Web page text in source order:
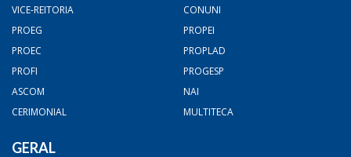
VICE-REITORIA
CONUNI
PROEG
PROPEI
PROEC
PROPLAD
PROFI
PROGESP
ASCOM
NAI
CERIMONIAL
MULTITECA
GERAL